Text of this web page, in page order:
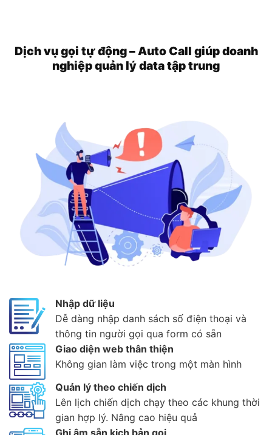
Dịch vụ gọi tự động – Auto Call giúp doanh
nghiệp quản lý data tập trung
Nhập dữ liệu
Dễ dàng nhập danh sách số điện thoại và
thông tin người gọi qua form có sẵn
Giao diện web thân thiện
Không gian làm việc trong một màn hình
Quản lý theo chiến dịch
Lên lịch chiến dịch chạy theo các khung thời
gian hợp lý. Nâng cao hiệu quả